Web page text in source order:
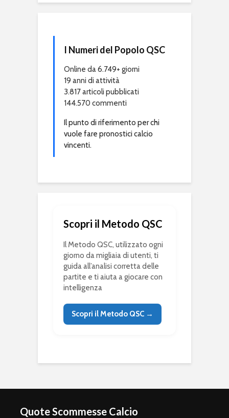
I Numeri del Popolo QSC
Online da 6.749+ giorni
19 anni di attività
3.817 articoli pubblicati
144.570 commenti
Il punto di riferimento per chi
vuole fare pronostici calcio
vincenti.
Scopri il Metodo QSC
Il Metodo QSC, utilizzato ogni
giorno da migliaia di utenti, ti
guida all’analisi corretta delle
partite e ti aiuta a giocare con
intelligenza
Scopri il Metodo QSC →
Quote Scommesse Calcio